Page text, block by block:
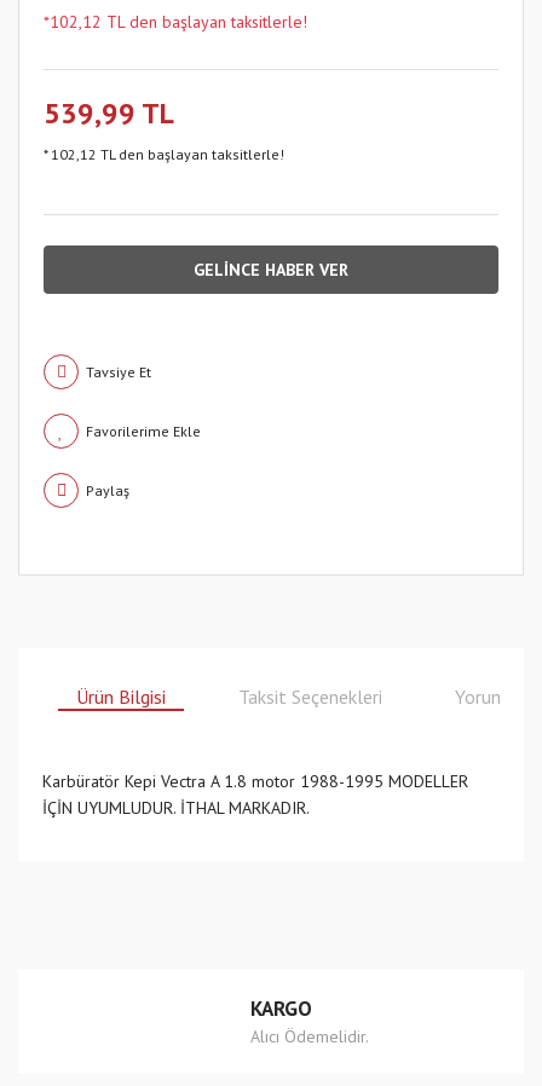
*102,12 TL den başlayan taksitlerle!
539,99 TL
* 102,12 TL den başlayan taksitlerle!
GELİNCE HABER VER
Tavsiye Et
Paylaş
Ürün Bilgisi Taksit Seçenekleri Yorumlar
Karbüratör Kepi Vectra A 1.8 motor 1988-1995 MODELLER
İÇİN UYUMLUDUR. İTHAL MARKADIR.
Ürün açıklamasında eksik bilgiler bulunuyor.
KARGO
Alıcı Ödemelidir.